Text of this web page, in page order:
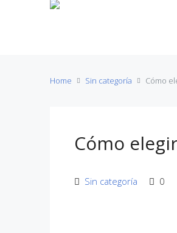
Home Sin categoría Cómo
Cómo
Sin categoría 0